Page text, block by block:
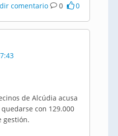
comentario 0 0
de Alcúdia acusa
con 129.000
gestión.